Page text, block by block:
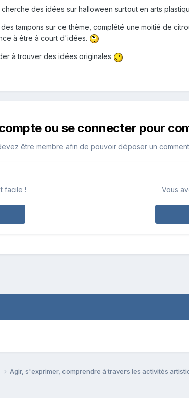
des idées sur halloween surtout en arts
tampons sur ce thème, complété une moitié de
à être à court d'idées.
à trouver des idées originales
ou se connecter pour
être membre afin de pouvoir déposer un
facile ! Vous
Agir, s'exprimer, comprendre à travers les activités